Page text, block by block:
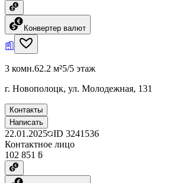
Конвертер валют
3 комн.62.2 м²5/5 этаж
г. Новополоцк, ул. Молодежная, 131
Контакты
Написать
22.01.2025 ID 3241536
Контактное лицо
102 851 ƃ